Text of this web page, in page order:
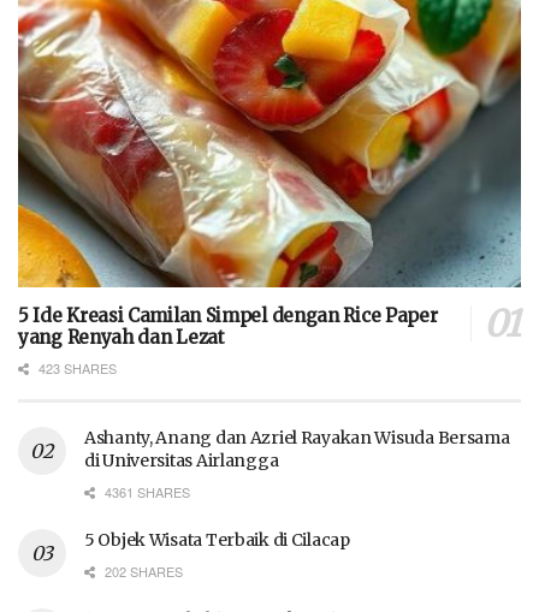
5 Ide Kreasi Camilan Simpel dengan Rice Paper
yang Renyah dan Lezat
423 SHARES
Ashanty, Anang dan Azriel Rayakan Wisuda Bersama
di Universitas Airlangga
4361 SHARES
5 Objek Wisata Terbaik di Cilacap
202 SHARES